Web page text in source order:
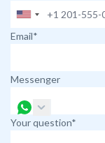
Email*
Messenger
Your question*